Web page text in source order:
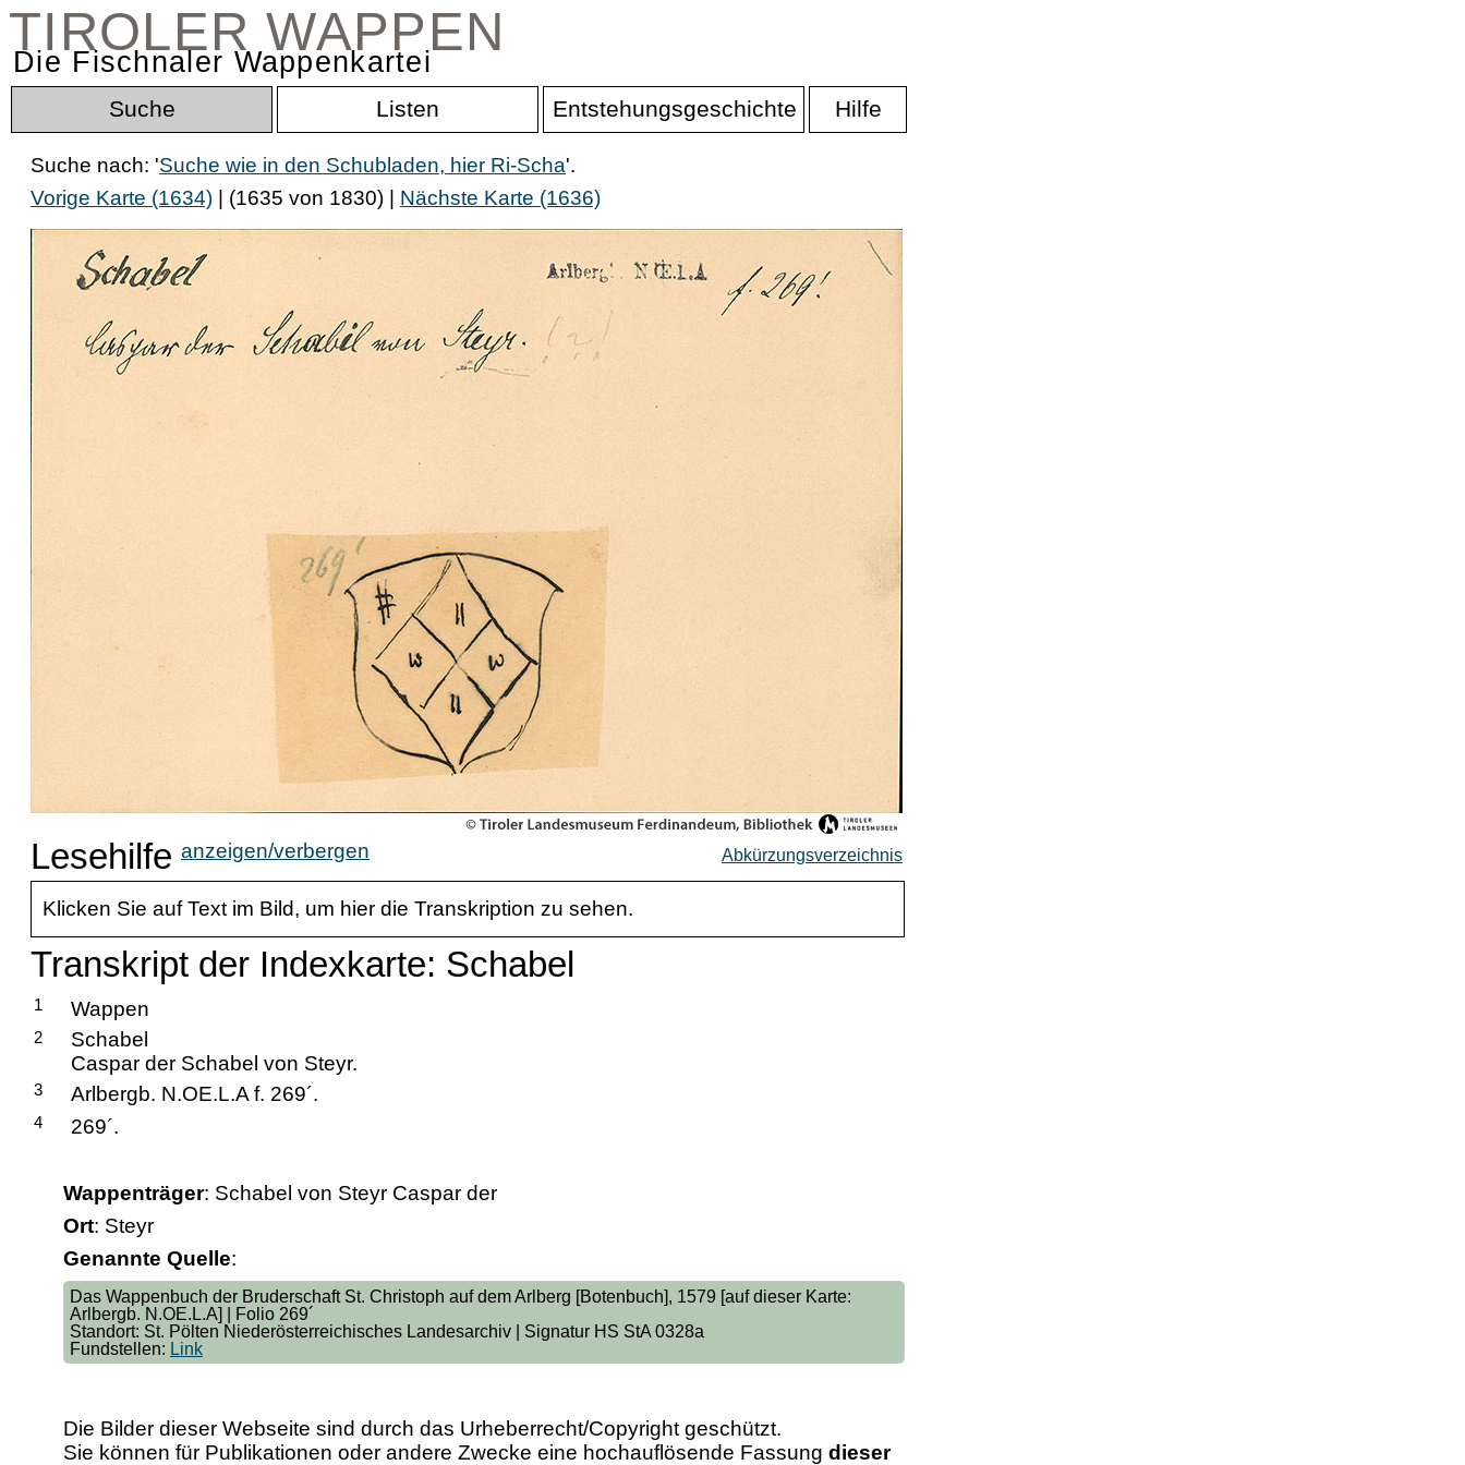
TIROLER WAPPEN
Die Fischnaler Wappenkartei
Suche Listen Entstehungsgeschichte Hilfe
Suche nach: 'Suche wie in den Schubladen, hier Ri-Scha'.
Vorige Karte (1634) | (1635 von 1830) | Nächste Karte (1636)
Lesehilfe anzeigen/verbergen Abkürzungsverzeichnis
Klicken Sie auf Text im Bild, um hier die Transkription zu sehen.
Transkript der Indexkarte: Schabel
1 Wappen
2
Schabel
Caspar der Schabel von Steyr.
3 Arlbergb. N.OE.L.A f. 269´.
4 269´.
Wappenträger: Schabel von Steyr Caspar der
Ort: Steyr
Genannte Quelle:
Das Wappenbuch der Bruderschaft St. Christoph auf dem Arlberg [Botenbuch], 1579 [auf dieser Karte:
Arlbergb. N.OE.L.A] | Folio 269´
Standort: St. Pölten Niederösterreichisches Landesarchiv | Signatur HS StA 0328a
Fundstellen: Link
Die Bilder dieser Webseite sind durch das Urheberrecht/Copyright geschützt.
Sie können für Publikationen oder andere Zwecke eine hochauflösende Fassung dieser